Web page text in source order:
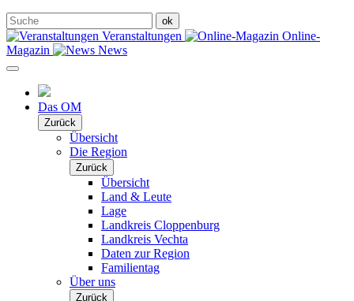
Veranstaltungen
Online-
Magazin
News
Das OM
Zurück
Übersicht
Die Region
Zurück
Übersicht
Land & Leute
Lage
Landkreis Cloppenburg
Landkreis Vechta
Daten zur Region
Familientag
Über uns
Zurück